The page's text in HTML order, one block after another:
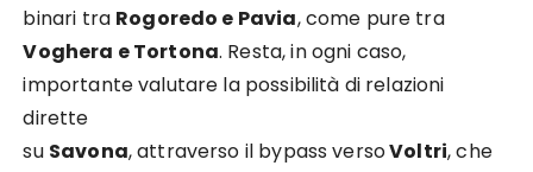
binari tra Rogoredo e Pavia, come pure tra
Voghera e Tortona. Resta, in ogni caso,
importante valutare la possibilità di relazioni
dirette
su Savona, attraverso il bypass versoVoltri, che